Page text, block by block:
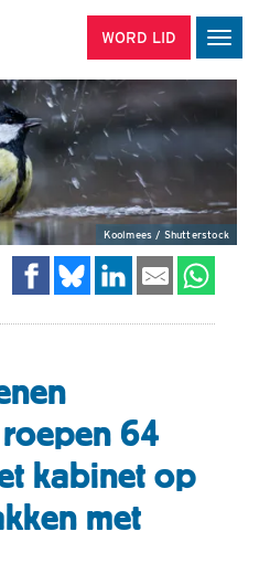
WORD LID
Koolmees / Shutterstock
64
kabinet op
met